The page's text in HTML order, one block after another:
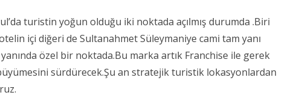
turistin yoğun olduğu iki noktada açılmış durumda .Biri
içi diğeri de Sultanahmet Süleymaniye cami tam yanı
özel bir noktada.Bu marka artık Franchise ile gerek
sürdürecek.Şu an stratejik turistik lokasyonlardan